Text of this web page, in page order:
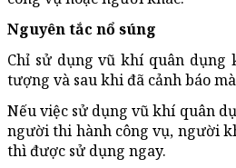
Nguyên tắc nổ súng
Chỉ sử dụng vũ khí quân dụng
tượng và sau khi đã cảnh báo
Nếu việc sử dụng vũ khí quân
người thi hành công vụ, người
thì được sử dụng ngay.